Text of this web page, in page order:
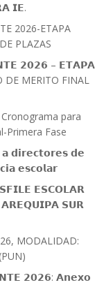
𝗜𝗘.
2026-ETAPA
PLAZAS
𝟮𝟬𝟮𝟲 – 𝗘𝗧𝗔𝗣𝗔
MERITO FINAL
para
Primera Fase
𝗱𝗶𝗿𝗲𝗰𝘁𝗼𝗿𝗲𝘀 𝗱𝗲
𝗲𝘀𝗰𝗼𝗹𝗮𝗿
𝗘𝗦𝗖𝗢𝗟𝗔𝗥
𝗦𝗨𝗥
MODALIDAD:
𝟮𝟬𝟮𝟲: 𝗔𝗻𝗲𝘅𝗼